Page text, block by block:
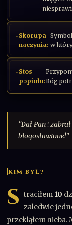
Skorupa
naczynia: w
Stos
popiołu:Bóg
"Dał Pan i
błogosławione!"
KIM BYŁ?
S traciłem 10
zaledwie
przekląłem nieba.